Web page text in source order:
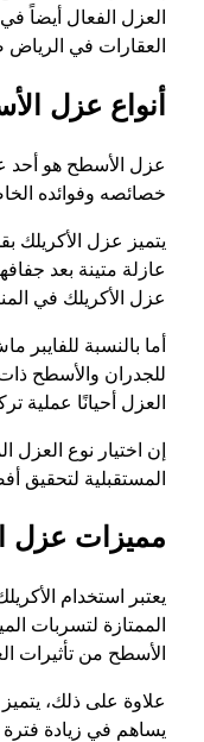
العزل الفعال أيضاً
العقارات في الرياض
أنواع عزل
عزل الأسطح هو أحد
خصائصه وفوائده
يتميز عزل الأكريلك
عازلة متينة بعد
عزل الأكريلك في
أما بالنسبة
للجدران والأسطح
العزل أحيانًا عملية
إن اختيار نوع العزل
المستقبلية لتحقيق
مميزات عزل
يعتبر استخدام
الممتازة لتسربات
الأسطح من تأثيرات
علاوة على ذلك،
يساهم في زيادة فترة